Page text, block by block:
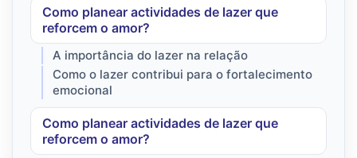
Como planear actividades de lazer que
reforcem o amor?
A importância do lazer na relação
Como o lazer contribui para o fortalecimento
emocional
Como planear actividades de lazer que
reforcem o amor?